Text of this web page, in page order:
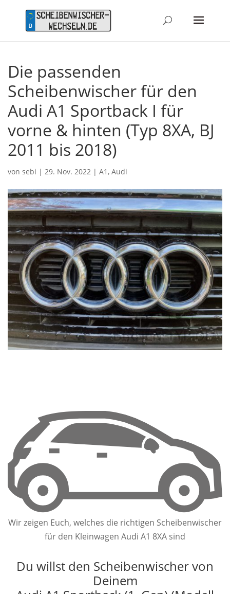
Die passenden
Scheibenwischer für den
Audi A1 Sportback I für
vorne & hinten (Typ 8XA, BJ
2011 bis 2018)
von sebi | 29. Nov. 2022 | A1, Audi
Wir zeigen Euch, welches die richtigen Scheibenwischer
für den Kleinwagen Audi A1 8XA sind
Du willst den Scheibenwischer von
Deinem